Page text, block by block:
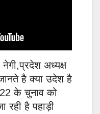
अध्यक्ष
है क्या उदेश है
के चुनाव को
है पहाड़ी